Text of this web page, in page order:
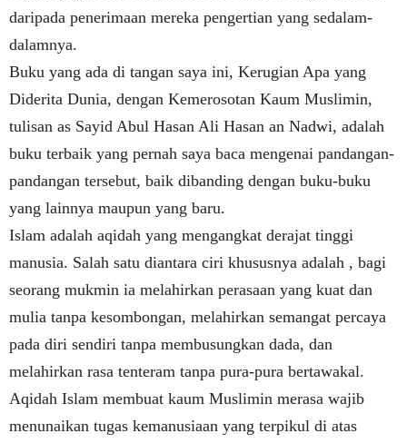
daripada penerimaan mereka pengertian yang sedalam-
dalamnya.
Buku yang ada di tangan saya ini, Kerugian Apa yang
Diderita Dunia, dengan Kemerosotan Kaum Muslimin,
tulisan as Sayid Abul Hasan Ali Hasan an Nadwi, adalah
buku terbaik yang pernah saya baca mengenai pandangan-
pandangan tersebut, baik dibanding dengan buku-buku
yang lainnya maupun yang baru.
Islam adalah aqidah yang mengangkat derajat tinggi
manusia. Salah satu diantara ciri khususnya adalah , bagi
seorang mukmin ia melahirkan perasaan yang kuat dan
mulia tanpa kesombongan, melahirkan semangat percaya
pada diri sendiri tanpa membusungkan dada, dan
melahirkan rasa tenteram tanpa pura-pura bertawakal.
Aqidah Islam membuat kaum Muslimin merasa wajib
menunaikan tugas kemanusiaan yang terpikul di atas